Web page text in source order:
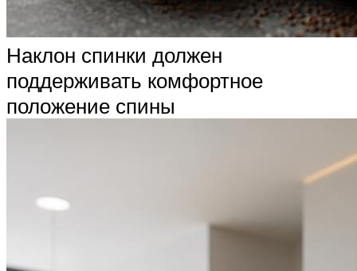
Наклон спинки должен
поддерживать комфортное
положение спины